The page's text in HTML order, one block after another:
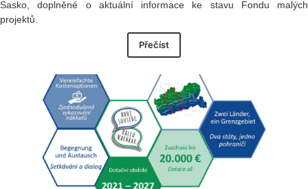
Sasko, doplněné o aktuální informace ke stavu Fondu malých
projektů.
Přečíst